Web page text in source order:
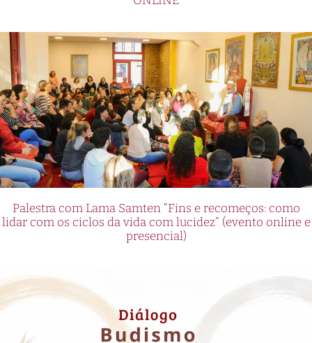
Palestra com Lama Samten “Fins e recomeços: como
lidar com os ciclos da vida com lucidez” (evento online e
presencial)